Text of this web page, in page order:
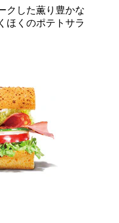
クした薫り豊かな
ほくのポテトサラ